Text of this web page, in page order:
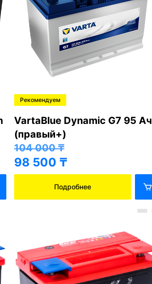
Рекомендуем
VartaBlue Dynamic G7 95 Ач
(правый+)
104 000₸
98 500 ₸
Подробнее